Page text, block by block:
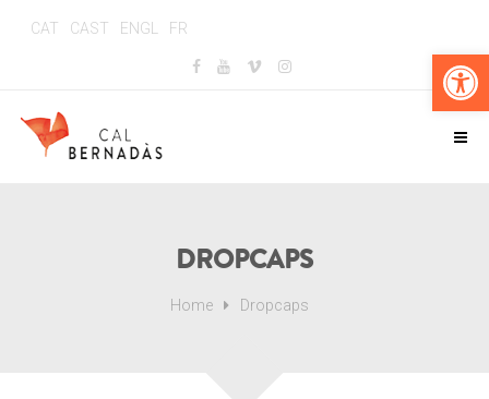
CAT CAST ENGL FR
DROPCAPS
Home Dropcaps